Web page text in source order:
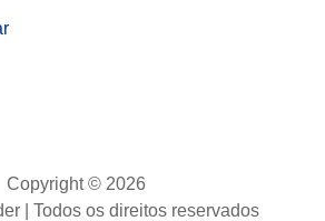
Copyright © 2026
| Todos os direitos reservados